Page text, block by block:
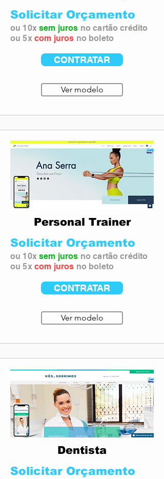
Solicitar Orçamento
ou 10xsem juros no cartão crédito
ou 5x com juros no boleto
CONTRATAR
Ver modelo
Personal Trainer
Solicitar Orçamento
ou 10xsem juros no cartão crédito
ou 5x com juros no boleto
CONTRATAR
Ver modelo
Dentista
Solicitar Orçamento